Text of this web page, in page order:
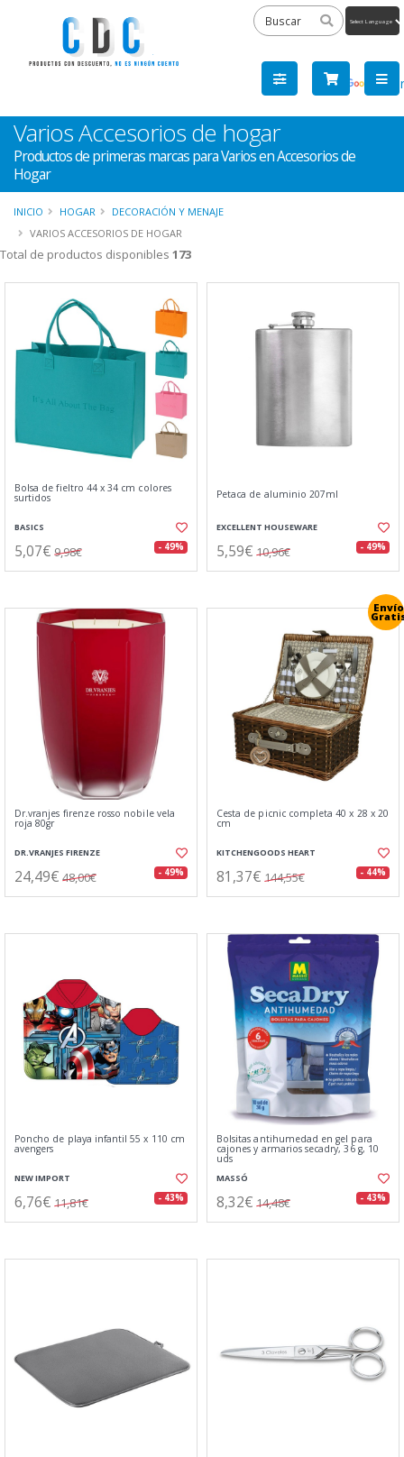
by
Varios Accesorios de hogar
Productos de primeras marcas para Varios en Accesorios de
Hogar
INICIO HOGAR
DECORACIÓN Y MENAJE
VARIOS ACCESORIOS DE HOGAR
Total de productos disponibles 173
Bolsa de fieltro 44 x 34 cm colores
surtidos
BASICS
5,07€ 9,98€ - 49%
Petaca de aluminio 207ml
EXCELLENT HOUSEWARE
5,59€ 10,96€ - 49%
Dr.vranjes firenze rosso nobile vela
roja 80gr
DR.VRANJES FIRENZE
24,49€ 48,00€ - 49%
Envío
Cesta de picnic completa 40 x 28 x 20
cm
KITCHENGOODS HEART
81,37€ 144,55€ - 44%
Poncho de playa infantil 55 x 110 cm
avengers
NEW IMPORT
6,76€ 11,81€ - 43%
Bolsitas antihumedad en gel para
cajones y armarios secadry, 36 g, 10
uds
MASSÓ
8,32€ 14,48€ - 43%